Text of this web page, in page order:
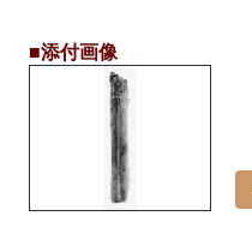
■添付画像